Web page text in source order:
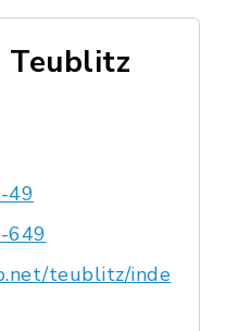
Teublitz
49
649
teublitz/inde